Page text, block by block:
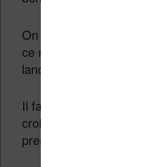
On note aussi que
ce moment sur les
lancement du service.
Il faut dire que c’est là
croissance et des parts
prendre.